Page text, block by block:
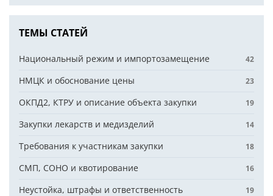
ТЕМЫ СТАТЕЙ
Национальный режим и импортозамещение 42
НМЦК и обоснование цены 23
ОКПД2, КТРУ и описание объекта закупки 19
Закупки лекарств и медизделий 14
Требования к участникам закупки 18
СМП, СОНО и квотирование 16
Неустойка, штрафы и ответственность 19